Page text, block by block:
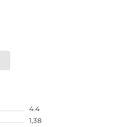
4.4
1,38